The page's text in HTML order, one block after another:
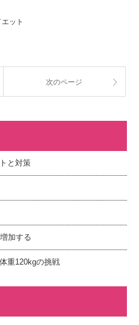
ット
次のページ
と対策
加する
重120kgの挑戦